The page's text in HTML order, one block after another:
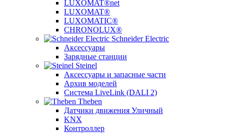
LUXOMAT®net
LUXOMAT®
LUXOMATIC®
CHRONOLUX®
Schneider Electric
Аксессуары
Зарядные станции
Steinel
Аксессуары и запасные части
Архив моделей
Система LiveLink (DALI 2)
Theben
Датчики движения Уличный
KNX
Контроллер